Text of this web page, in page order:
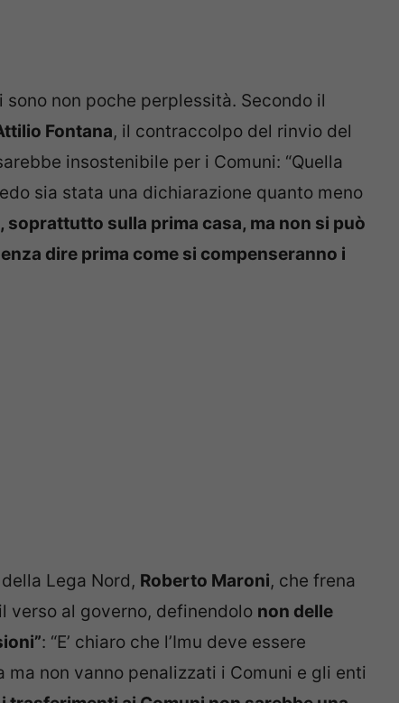
non poche perplessità. Secondo il
Fontana, il contraccolpo del rinvio del
insostenibile per i Comuni: “Quella
sia stata una dichiarazione quanto meno
soprattutto sulla prima casa, ma non si può
dire prima come si compenseranno i
Lega Nord, Roberto Maroni, che frena
verso al governo, definendolo non delle
: “E’ chiaro che l’Imu deve essere
non vanno penalizzati i Comuni e gli enti